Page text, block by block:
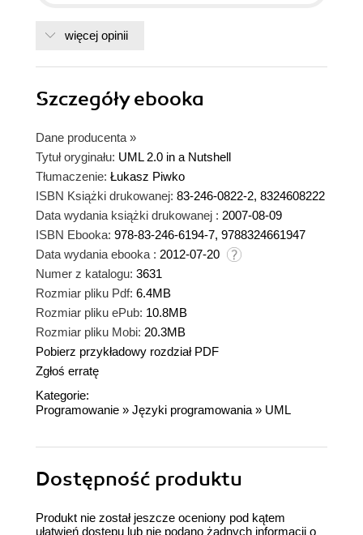
więcej opinii
Szczegółyebooka
Dane producenta »
Tytuł oryginału: UML 2.0 in a Nutshell
Tłumaczenie: Łukasz Piwko
ISBN Książki drukowanej: 83-246-0822-2, 8324608222
Data wydania książki drukowanej : 2007-08-09
ISBN Ebooka: 978-83-246-6194-7, 9788324661947
Data wydania ebooka : 2012-07-20
Numer z katalogu: 3631
Rozmiar pliku Pdf: 6.4MB
Rozmiar pliku ePub: 10.8MB
Rozmiar pliku Mobi: 20.3MB
Pobierz przykładowy rozdział PDF
Zgłoś erratę
Kategorie:
Programowanie » Języki programowania » UML
Dostępność produktu
Produkt nie został jeszcze oceniony pod kątem
ułatwień dostępu lub nie podano żadnych informacji o